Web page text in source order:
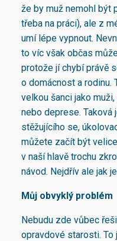
že by muž nemohl být
třeba na práci), ale z
umí lépe vypnout.
to víc však občas
protože jí chybí právě
o domácnost a rodinu.
velkou šanci jako
nebo deprese. Taková
stěžujícího se,
můžete začít být
v naší hlavě trochu
návod. Nejdřív ale jak
Můj obvyklý problém
Nebudu zde vůbec
opravdové starosti. To